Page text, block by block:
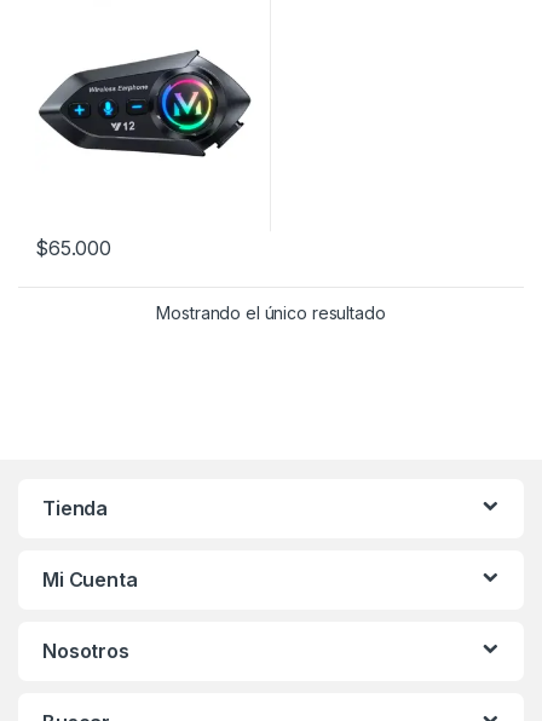
$65.000
Mostrando el único resultado
Tienda
Mi Cuenta
Nosotros